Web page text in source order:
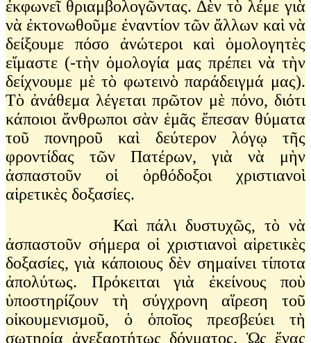
ἐκφωνεῖ θριαμβολογῶντας. Δὲν τὸ λέμε γιὰ
νὰ ἐκτονωθοῦμε ἐναντίον τῶν ἄλλων καὶ νὰ
δείξουμε πόσο ἀνώτεροι καὶ ὁμολογητὲς
εἴμαστε (-τὴν ὁμολογία μας πρέπει νὰ τὴν
δείχνουμε μὲ τὸ φωτεινὸ παράδειγμά μας).
Τὸ ἀνάθεμα λέγεται πρῶτον μὲ πόνο, διότι
κάποιοι ἄνθρωποι σὰν ἑμᾶς ἔπεσαν θύματα
τοῦ πονηροῦ καὶ δεύτερον λόγῳ τῆς
φροντίδας τῶν Πατέρων, γιὰ νὰ μὴν
ἀσπαστοῦν οἱ ὀρθόδοξοι χριστιανοὶ
αἱρετικὲς δοξασίες.
Καὶ πάλι δυστυχῶς, τὸ νὰ
ἀσπαστοῦν σήμερα οἱ χριστιανοὶ αἱρετικὲς
δοξασίες, γιὰ κάποιους δὲν σημαίνει τίποτα
ἀπολύτως. Πρόκειται γιὰ ἐκείνους ποὺ
ὑποστηρίζουν τὴ σύγχρονη αἵρεση τοῦ
οἰκουμενισμοῦ, ὁ ὁποῖος πρεσβεύει τὴ
σωτηρία ἀνεξαρτήτως δόγματος. Ὡς ἕνας